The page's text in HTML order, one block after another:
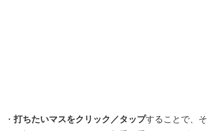
・打ちたいマスをクリック／タップすることで、そ